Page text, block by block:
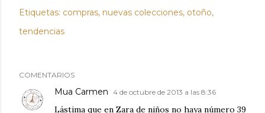
Etiquetas: compras nuevas colecciones otoño
tendencias
COMENTARIOS
Mua Carmen 4 de octubre de 2013 a las 8:36
Lástima que en Zara de niños no haya número 39